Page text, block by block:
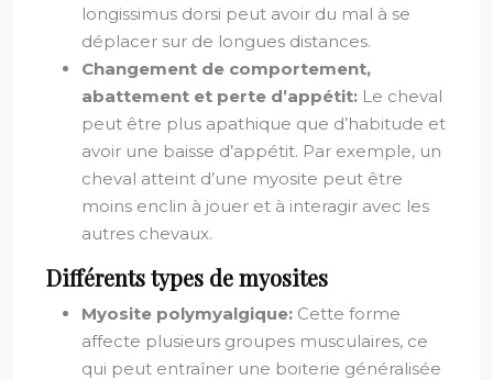
longissimus dorsi peut avoir du mal à se
déplacer sur de longues distances.
Changement de comportement,
abattement et perte d’appétit: Le cheval
peut être plus apathique que d’habitude et
avoir une baisse d’appétit. Par exemple, un
cheval atteint d’une myosite peut être
moins enclin à jouer et à interagir avec les
autres chevaux.
Différents types de myosites
Myosite polymyalgique: Cette forme
affecte plusieurs groupes musculaires, ce
qui peut entraîner une boiterie généralisée